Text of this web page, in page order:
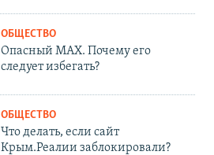
ОБЩЕСТВО
Опасный MAX. Почему его
следует избегать?
ОБЩЕСТВО
Что делать, если сайт
Крым.Реалии заблокировали?